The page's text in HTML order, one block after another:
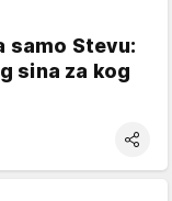
samo Stevu:
sina za kog